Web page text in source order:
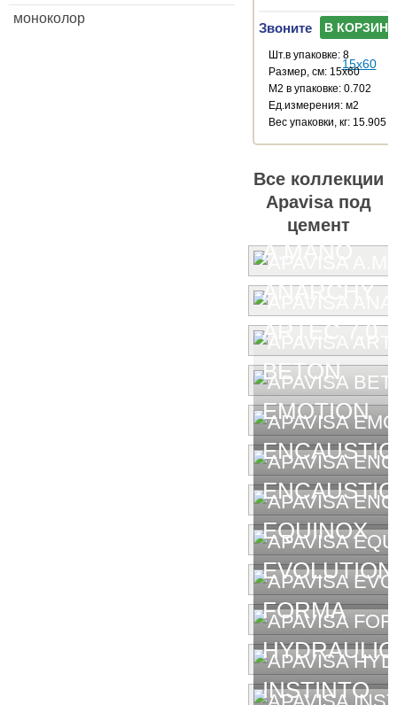
моноколор
Звоните В КОРЗИНУ
Шт.в упаковке: 8
Размер, см: 15x60
М2 в упаковке: 0.702
Ед.измерения: м2
Веc упаковки, кг: 15.905
Все коллекции
Apavisa под
цемент
A.MANO
ANARCHY
ARTEC 7.0
BETON
EMOTION
ENCAUSTIC
EQUINOX
EVOLUTION
FORMA
HYDRAULIC
INSTINTO